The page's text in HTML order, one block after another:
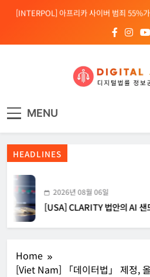
Skip[INTERPOL] 아프리카 사이버 범죄 55%
[소청백의 노동&사람] 삼성SDS 노동조합
[USA] CLARITY 법안의 AI 샌드박스 조항
[INTERPOL] 아프리카 사이버 범죄 55%가
[소청백의 노동&사람] 삼성SDS 노동조합
MENU
HEADLINES
2026년 08월 06일
[USA] CLARITY 법안의 AI 샌드박스
Home
[Viet Nam] 「데이터법」 제정,